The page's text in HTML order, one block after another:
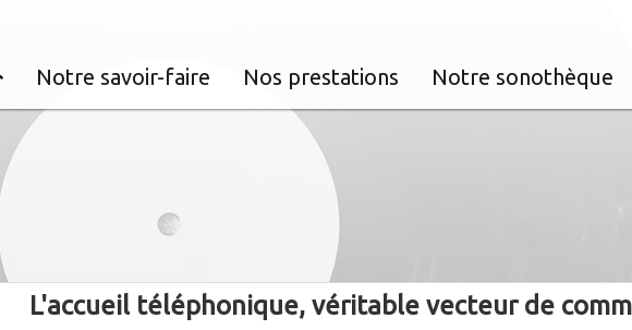
Notre savoir-faire Nos prestations Notre sonothèque
L'accueil téléphonique, véritable vecteur de